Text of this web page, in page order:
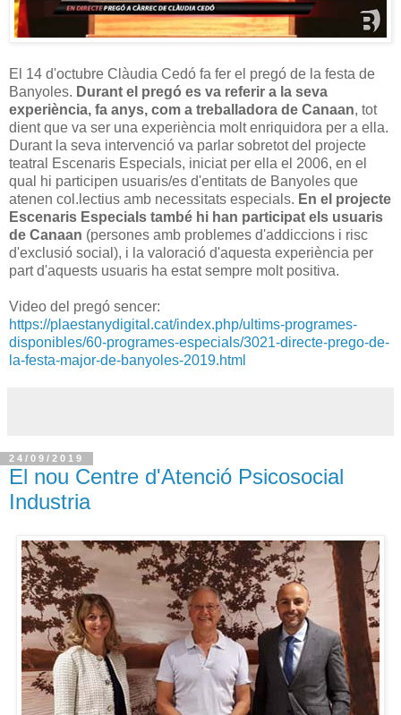
El 14 d'octubre Clàudia Cedó fa fer el pregó de la festa de
Banyoles. Durant el pregó es va referir a la seva
experiència, fa anys, com a treballadora de Canaan, tot
dient que va ser una experiència molt enriquidora per a ella.
Durant la seva intervenció va parlar sobretot del projecte
teatral Escenaris Especials, iniciat per ella el 2006, en el
qual hi participen usuaris/es d'entitats de Banyoles que
atenen col.lectius amb necessitats especials. En el projecte
Escenaris Especials també hi han participat els usuaris
de Canaan (persones amb problemes d'addiccions i risc
d'exclusió social), i la valoració d'aquesta experiència per
part d'aquests usuaris ha estat sempre molt positiva.
Video del pregó sencer:
https://plaestanydigital.cat/index.php/ultims-programes-
disponibles/60-programes-especials/3021-directe-prego-de-
la-festa-major-de-banyoles-2019.html
24/09/2019
El nou Centre d'Atenció Psicosocial
Industria